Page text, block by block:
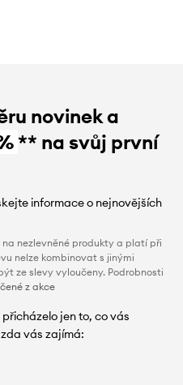
novinek a
** na svůj první
informace o nejnovějších
nezlevněné produkty a platí při
nelze kombinovat s jinými
ze slevy vyloučeny. Podrobnosti
z akce
jen to, co vás
vás zajímá: